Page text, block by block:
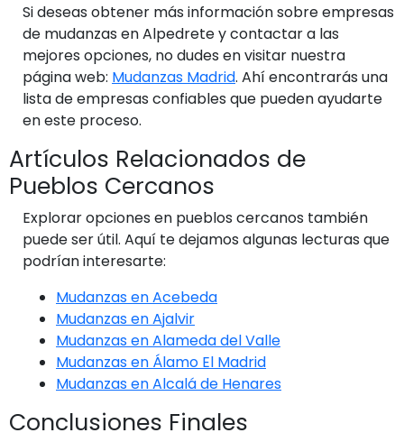
Si deseas obtener más información sobre empresas
de mudanzas en Alpedrete y contactar a las
mejores opciones, no dudes en visitar nuestra
página web: Mudanzas Madrid. Ahí encontrarás una
lista de empresas confiables que pueden ayudarte
en este proceso.
Artículos Relacionados de
Pueblos Cercanos
Explorar opciones en pueblos cercanos también
puede ser útil. Aquí te dejamos algunas lecturas que
podrían interesarte:
Mudanzas en Acebeda
Mudanzas en Ajalvir
Mudanzas en Alameda del Valle
Mudanzas en Álamo El Madrid
Mudanzas en Alcalá de Henares
Conclusiones Finales